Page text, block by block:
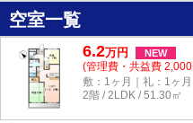
空室一覧
6.2万円 NEW
(管理費・共益費
敷：1ヶ月｜礼：1ヶ月
2階 / 2LDK / 51.30㎡